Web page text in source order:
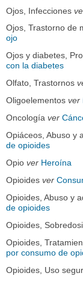
Ojos, Infecciones
Ojos, Trastorno de
ojo
Ojos y diabetes,
con la diabetes
Olfato, Trastornos
Oligoelementos ver
Oncología ver
Opiáceos, Abuso y
de opioides
Opio ver Heroína
Opioides ver
Opioides, Abuso y
de opioides
Opioides,
Opioides,
por consumo de
Opioides, Uso